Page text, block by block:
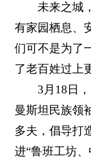
未来之城
有家园栖息、
们可不是为了
了老百姓过上
3月18日
曼斯坦民族领
多夫，倡导打
进“鲁班工坊